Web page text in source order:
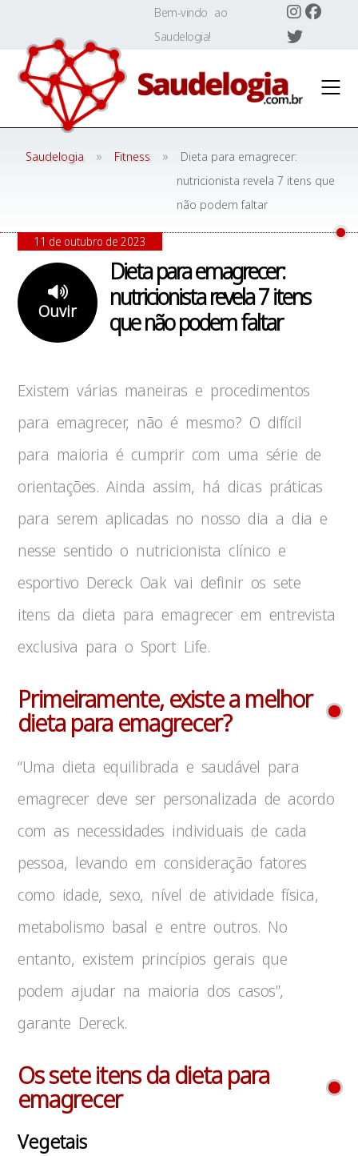
content
Bem-vindo ao
Saudelogia!
Saudelogia » Fitness »
Dieta para emagrecer:
nutricionista revela 7 itens que
não podem faltar
Dieta para emagrecer:
nutricionista revela 7 itens
que não podem faltar
Ouvir
11 de outubro de 2023
Existem várias maneiras e procedimentos
para emagrecer, não é mesmo? O difícil
para maioria é cumprir com uma série de
orientações. Ainda assim, há dicas práticas
para serem aplicadas no nosso dia a dia e
nesse sentido o nutricionista clínico e
esportivo Dereck Oak vai definir os sete
itens da dieta para emagrecer em entrevista
exclusiva para o Sport Life.
Primeiramente, existe a melhor
dieta para emagrecer?
“Uma dieta equilibrada e saudável para
emagrecer deve ser personalizada de acordo
com as necessidades individuais de cada
pessoa, levando em consideração fatores
como idade, sexo, nível de atividade física,
metabolismo basal e entre outros. No
entanto, existem princípios gerais que
podem ajudar na maioria dos casos”,
garante Dereck.
Os sete itens da dieta para
emagrecer
Vegetais